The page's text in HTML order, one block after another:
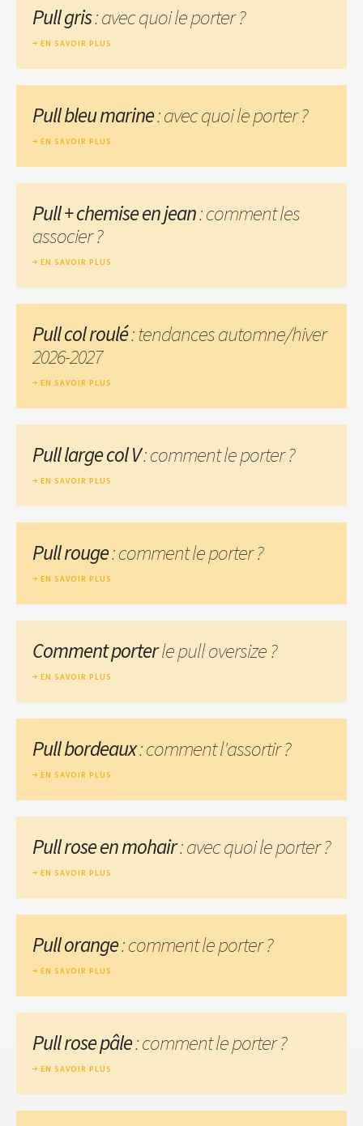
Pull gris: avec quoi le porter ?
EN SAVOIR PLUS
Pull bleu marine: avec quoi le porter ?
EN SAVOIR PLUS
Pull + chemise en jean: comment les
associer ?
EN SAVOIR PLUS
Pull col roulé: tendances automne/hiver
2026-2027
EN SAVOIR PLUS
Pull large col V: comment le porter ?
EN SAVOIR PLUS
Pull rouge: comment le porter ?
EN SAVOIR PLUS
Comment porterle pull oversize ?
EN SAVOIR PLUS
Pull bordeaux: comment l'assortir ?
EN SAVOIR PLUS
Pull rose en mohair: avec quoi le porter ?
EN SAVOIR PLUS
Pull orange: comment le porter ?
EN SAVOIR PLUS
Pull rose pâle: comment le porter ?
EN SAVOIR PLUS